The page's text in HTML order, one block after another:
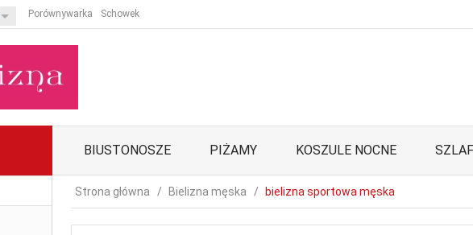
Porównywarka Schowek
BIUSTONOSZE PIŻAMY KOSZULE NOCNE
Strona główna Bielizna męska bielizna sportowa męska